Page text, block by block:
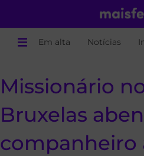
Em alta Notícias
Missionário
Bruxelas
companheiro